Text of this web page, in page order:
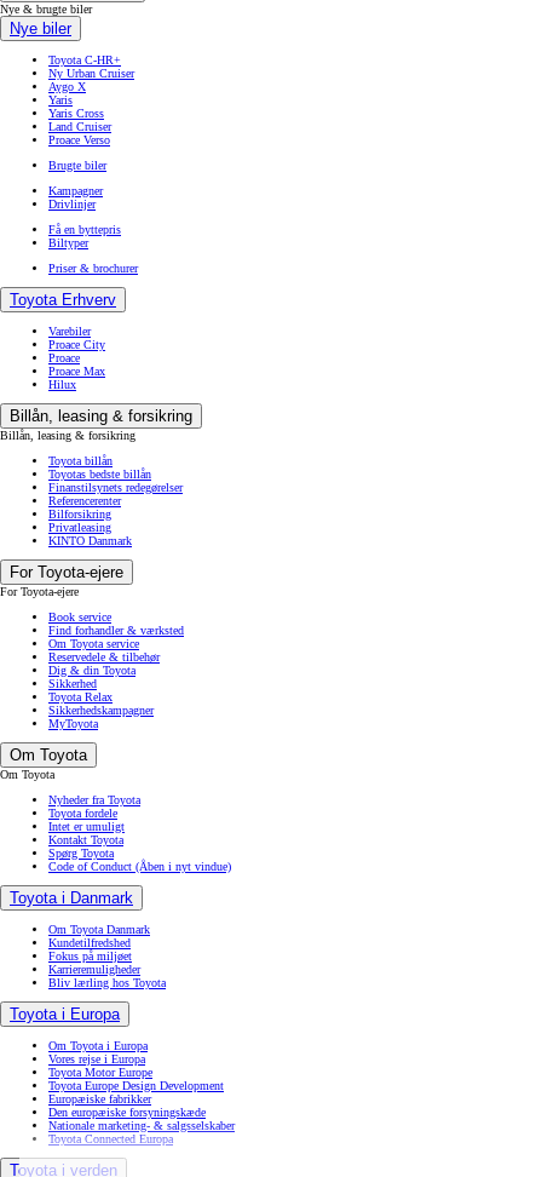
Nye & brugte biler
Nye biler
Toyota C-HR+
Ny Urban Cruiser
Aygo X
Yaris
Yaris Cross
Land Cruiser
Proace Verso
Brugte biler
Kampagner
Drivlinjer
Få en byttepris
Biltyper
Priser & brochurer
Toyota Erhverv
Varebiler
Proace City
Proace
Proace Max
Hilux
Billån, leasing & forsikring
Billån, leasing & forsikring
Toyota billån
Toyotas bedste billån
Finanstilsynets redegørelser
Referencerenter
Bilforsikring
Privatleasing
KINTO Danmark
For Toyota-ejere
For Toyota-ejere
Book service
Find forhandler & værksted
Om Toyota service
Reservedele & tilbehør
Dig & din Toyota
Sikkerhed
Toyota Relax
Sikkerhedskampagner
MyToyota
Om Toyota
Om Toyota
Nyheder fra Toyota
Toyota fordele
Intet er umuligt
Kontakt Toyota
Spørg Toyota
Code of Conduct (Åben i nyt vindue)
Toyota i Danmark
Om Toyota Danmark
Kundetilfredshed
Fokus på miljøet
Karrieremuligheder
Bliv lærling hos Toyota
Toyota i Europa
Om Toyota i Europa
Vores rejse i Europa
Toyota Motor Europe
Toyota Europe Design Development
Europæiske fabrikker
Den europæiske forsyningskæde
Nationale marketing- & salgsselskaber
Toyota Connected Europa
Toyota i verden